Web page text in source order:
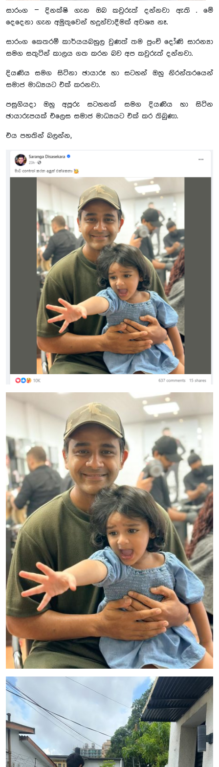
සාරංග – දිනක්ෂි ගැන ඔබ කවුරුත් දන්නවා ඇති . මේ
දෙදෙනා ගැන අමුතුවෙන් හදුන්වාදීමක් අවශ්‍ය නෑ.
සාරංග කෙතරම් කාර්යයබහුල වුණත් තම පුංචි දෝණි සාරන්‍යා
සමග සතුටින් කාලය ගත කරන බව අප කවුරුත් දන්නවා.
දියණිය සමග සිටිනා ඡායාරූ හා සටහන් ඔහු නිරන්තරයෙන්
සමාජ මාධ්‍යයට එක් කරනවා.
පසුගියදා ඔහු අපූරු සටහනක් සමග දියණිය හා සිටින
ඡායාරුපයක් එලෙස සමාජ මාධ්‍යයට එක් කර තිබුණා.
එය පහතින් බලන්න,